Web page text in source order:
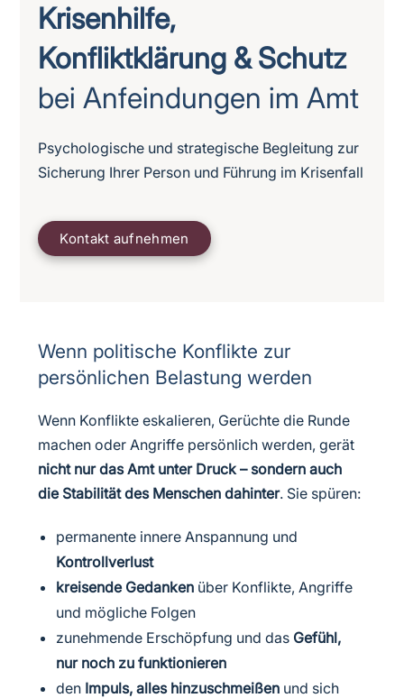
Krisenhilfe,
Konfliktklärung & Schutz
bei Anfeindungen im Amt
Psychologische und strategische Begleitung zur
Sicherung Ihrer Person und Führung im Krisenfall
Kontakt aufnehmen
Wenn politische Konflikte zur
persönlichen Belastung werden
Wenn Konflikte eskalieren, Gerüchte die Runde
machen oder Angriffe persönlich werden, gerät
nicht nur das Amt unter Druck – sondern auch
die Stabilität des Menschen dahinter. Sie spüren:
permanente innere Anspannung und
Kontrollverlust
kreisende Gedanken über Konflikte, Angriffe
und mögliche Folgen
zunehmende Erschöpfung und das Gefühl,
nur noch zu funktionieren
den Impuls, alles hinzuschmeißen und sich